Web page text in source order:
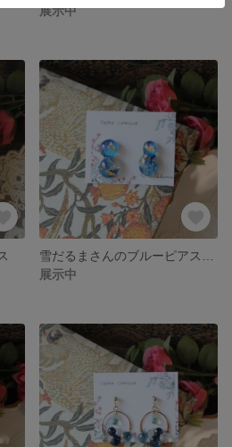
展示中
展示中